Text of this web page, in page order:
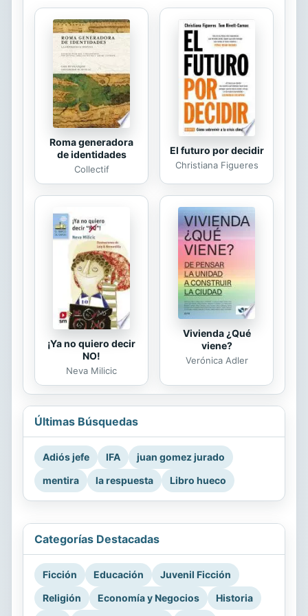
vida religiosa. Se completa con una
recogida bibliografía exhaustiva de
las obras para el conocimiento
histórico de este área durante la
Edad Media Cristiana.
Roma generadora
de identidades
Collectif
El futuro por decidir
Christiana Figueres
¡Ya no quiero decir
NO!
Neva Milicic
Vivienda ¿Qué
viene?
Verónica Adler
Últimas Búsquedas
Adiós jefe IFA
juan gomez jurado
mentira
la respuesta Libro hueco
Categorías Destacadas
Ficción Educación
Juvenil Ficción
Religión
Economía y Negocios
Historia